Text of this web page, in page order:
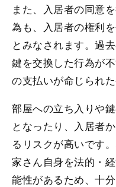
また、入居者の同意
為も、入居者の権利
とみなされます。過
鍵を交換した行為が
の支払いが命じられ
部屋への立ち入りや
となったり、入居者
るリスクが高いです
家さん自身を法的・
能性があるため、十